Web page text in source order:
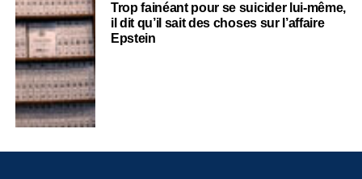
Trop fainéant pour se suicider lui-même,
il dit qu’il sait des choses sur l’affaire
Epstein